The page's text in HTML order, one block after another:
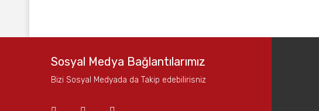
Ürün açıklamasında eksik bilgiler bulunuyor.
Ürün fiyatı diğer sitelerden daha pahalı.
Sosyal Medya Bağlantılarımız
Bizi Sosyal Medyada da Takip edebilirisniz